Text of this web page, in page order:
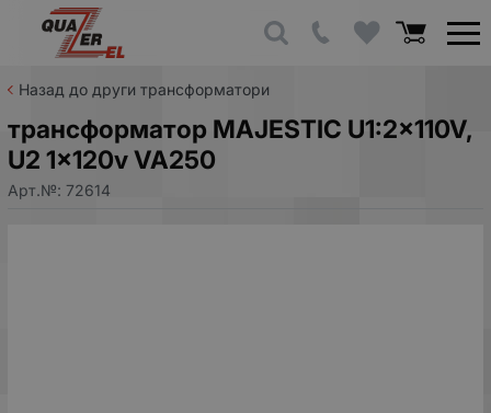
Назад до други трансформатори
трансформатор MAJESTIC U1:2x110V,
U2 1x120v VA250
Арт.№: 72614